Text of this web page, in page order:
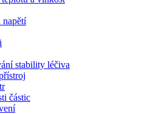
napětí
stability léčiva
částic